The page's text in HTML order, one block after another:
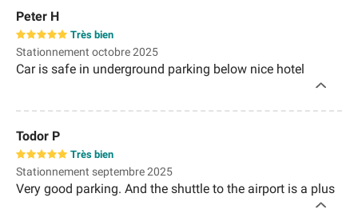
Peter H
Très bien
Stationnement octobre 2025
Car is safe in underground parking below nice hotel
Todor P
Très bien
Stationnement septembre 2025
Very good parking. And the shuttle to the airport is a plus